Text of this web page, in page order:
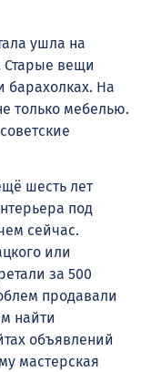
ушла на
Старые вещи
барахолках. На
только мебелью.
шесть лет
под
сейчас.
или
за 500
продавали
найти
объявлений
мастерская